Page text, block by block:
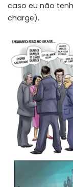
caso eu não
charge).